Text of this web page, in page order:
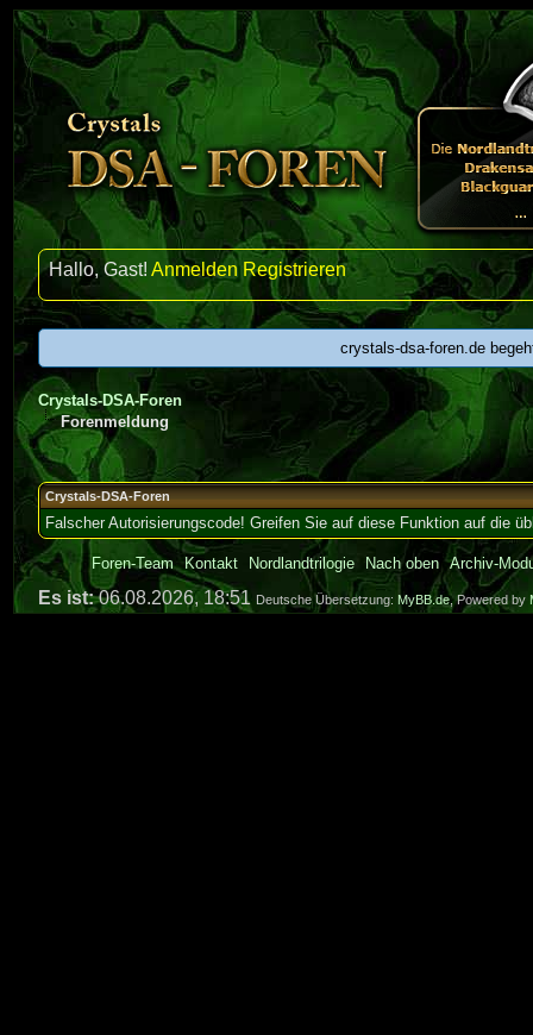
Hallo, Gast!Anmelden Registrieren
crystals-dsa-foren.de
Crystals-DSA-Foren
Forenmeldung
Crystals-DSA-Foren
Falscher Autorisierungscode! Greifen Sie auf diese Funktion auf die
Foren-Team Kontakt Nordlandtrilogie Nach oben Archiv-
Es ist:06.08.2026, 18:51 Deutsche Übersetzung: MyBB.de, Powered by